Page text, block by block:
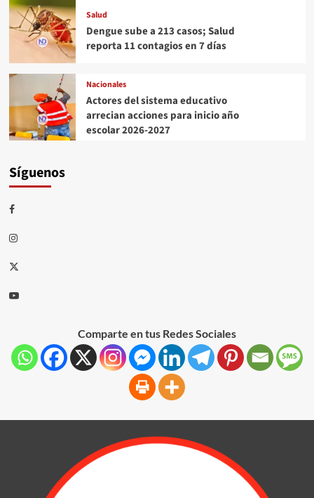
Salud
Dengue sube a 213 casos; Salud
reporta 11 contagios en 7 días
Nacionales
Actores del sistema educativo
arrecian acciones para inicio año
escolar 2026-2027
Síguenos
Comparte en tus Redes Sociales